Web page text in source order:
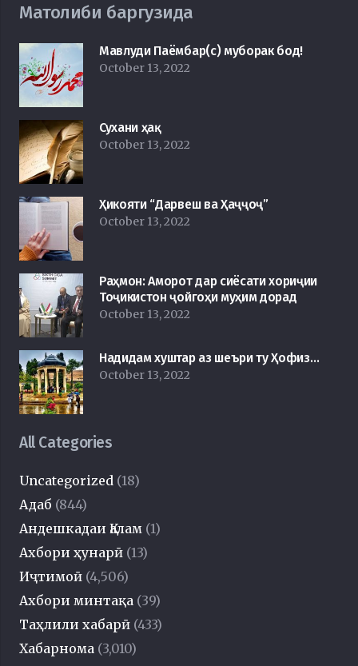
Матолиби баргузида
Мавлуди Паёмбар(с) муборак бод!
October 13, 2022
Сухани ҳақ
October 13, 2022
Ҳикояти “Дарвеш ва Ҳаҷҷоҷ”
October 13, 2022
Раҳмон: Аморот дар сиёсати хориҷии
Тоҷикистон ҷойгоҳи муҳим дорад
October 13, 2022
Надидам хуштар аз шеъри ту Ҳофиз…
October 13, 2022
All Categories
Uncategorized (18)
Адаб (844)
Андешкадаи Қалам (1)
Ахбори ҳунарӣ (13)
Иҷтимоӣ (4,506)
Ахбори минтақа (39)
Таҳлили хабарӣ (433)
Хабарнома (3,010)